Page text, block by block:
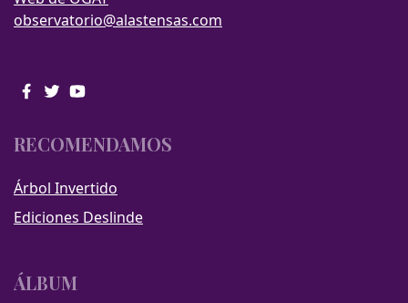
observatorio@alastensas.com
RECOMENDAMOS
Árbol Invertido
Ediciones Deslinde
ÁLBUM